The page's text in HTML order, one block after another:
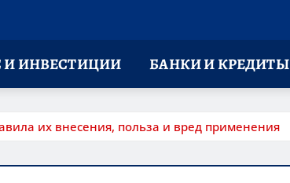
И ИНВЕСТИЦИИ БАНКИ И КРЕДИТЫ
их внесения, польза и вред применения